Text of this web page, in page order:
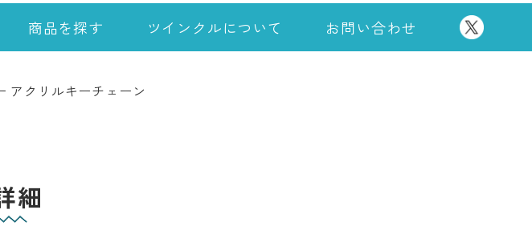
商品を探す ツインクルについて お問い合わせ
アクリルキーチェーン
細